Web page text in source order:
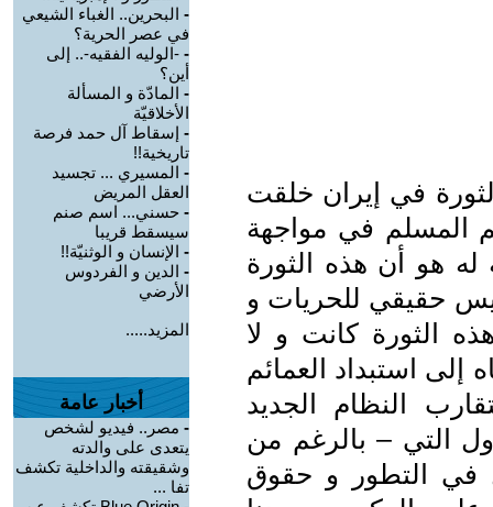
في إيران خلقت
المسلم في مواجهة
له هو أن هذه الثورة
حقيقي للحريات و
الثورة كانت و لا
استبداد العمائم
النظام الجديد
التي – بالرغم من
في التطور و حقوق
- البحرين.. الغباء الشيعي
في عصر الحرية؟
- -الوليه الفقيه-.. إلى
أين؟
- المادّة و المسألة
الأخلاقيّة
- إسقاط آل حمد فرصة
تاريخية!!
- المسيري ... تجسيد
العقل المريض
- حسني... اسم صنم
سيسقط قريبا
- الإنسان و الوثنيّة!!
- الدين و الفردوس
الأرضي
المزيد.....
أخبار عامة
- مصر.. فيديو لشخص
يتعدى على والدته
وشقيقته والداخلية تكشف
تفا ...